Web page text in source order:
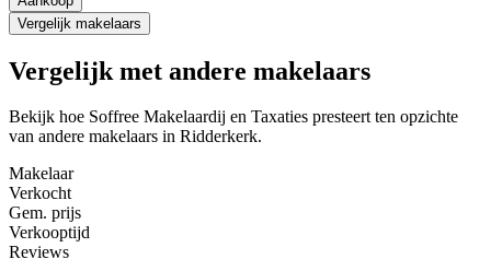
Vergelijk makelaars
Vergelijk met andere makelaars
Bekijk hoe Soffree Makelaardij en Taxaties presteert ten opzichte
van andere makelaars in Ridderkerk.
Makelaar
Verkocht
Gem. prijs
Verkooptijd
Reviews